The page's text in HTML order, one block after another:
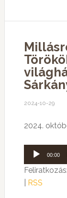
2024-10-29
2024.
Audió
lejátszó
00:00
Feliratkozás:
RSS